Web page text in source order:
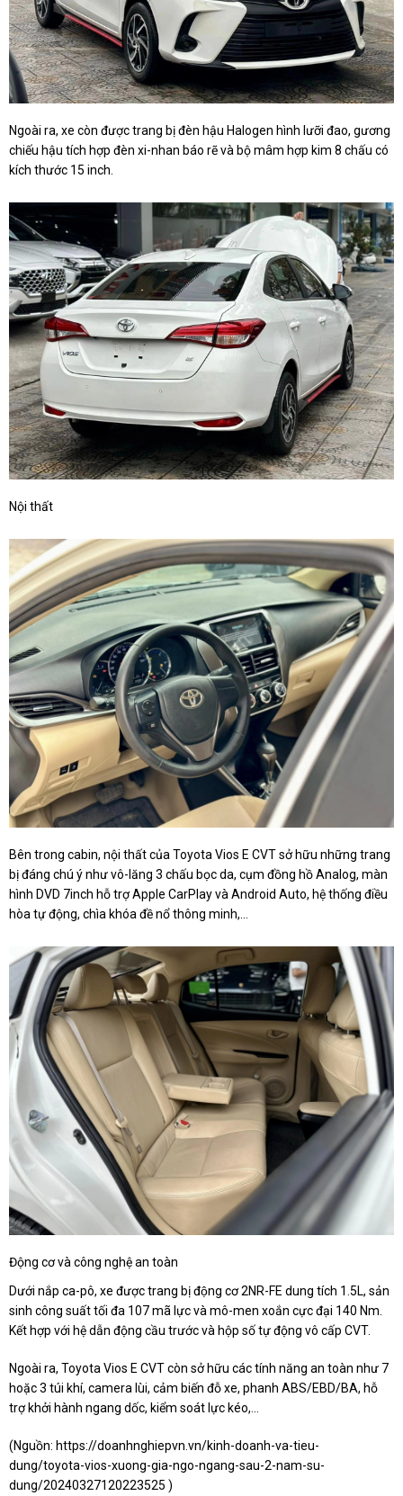
Ngoài ra, xe còn được trang bị đèn hậu Halogen hình lưỡi đao, gương
chiếu hậu tích hợp đèn xi-nhan báo rẽ và bộ mâm hợp kim 8 chấu có
kích thước 15 inch.
Nội thất
Bên trong cabin, nội thất của Toyota Vios E CVT sở hữu những trang
bị đáng chú ý như vô-lăng 3 chấu bọc da, cụm đồng hồ Analog, màn
hình DVD 7inch hỗ trợ Apple CarPlay và Android Auto, hệ thống điều
hòa tự động, chìa khóa đề nổ thông minh,...
Động cơ và công nghệ an toàn
Dưới nắp ca-pô, xe được trang bị động cơ 2NR-FE dung tích 1.5L, sản
sinh công suất tối đa 107 mã lực và mô-men xoắn cực đại 140 Nm.
Kết hợp với hệ dẫn động cầu trước và hộp số tự động vô cấp CVT.
Ngoài ra, Toyota Vios E CVT còn sở hữu các tính năng an toàn như 7
hoặc 3 túi khí, camera lùi, cảm biến đỗ xe, phanh ABS/EBD/BA, hỗ
trợ khởi hành ngang dốc, kiểm soát lực kéo,...
(Nguồn: https://doanhnghiepvn.vn/kinh-doanh-va-tieu-
dung/toyota-vios-xuong-gia-ngo-ngang-sau-2-nam-su-
dung/20240327120223525 )